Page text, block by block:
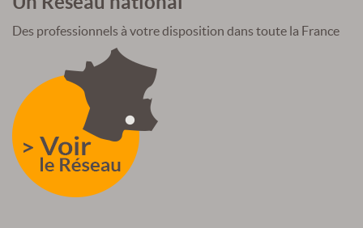
Des professionnels à votre disposition dans toute la France